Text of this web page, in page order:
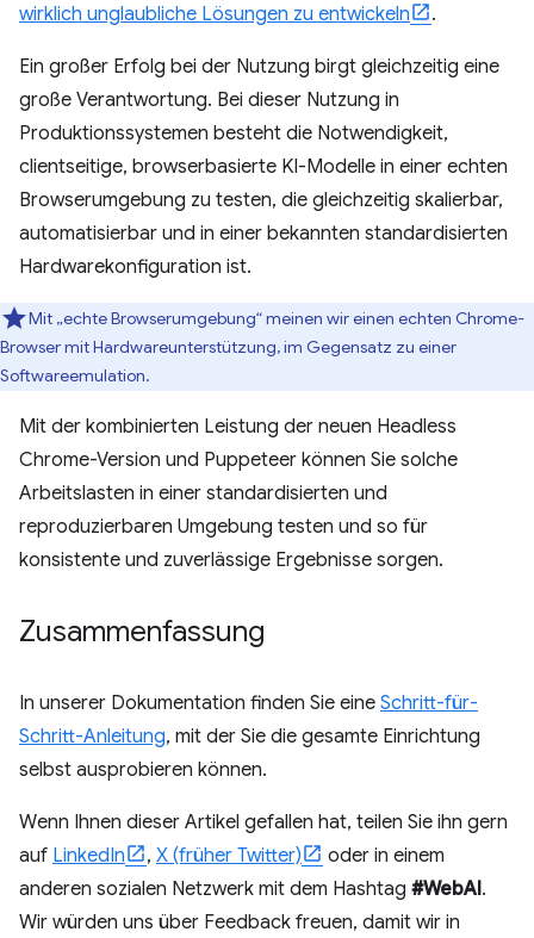
wirklich unglaubliche Lösungen zu entwickeln
.
Ein großer Erfolg bei der Nutzung birgt gleichzeitig eine
große Verantwortung. Bei dieser Nutzung in
Produktionssystemen besteht die Notwendigkeit,
clientseitige, browserbasierte KI-Modelle in einer echten
Browserumgebung zu testen, die gleichzeitig skalierbar,
automatisierbar und in einer bekannten standardisierten
Hardwarekonfiguration ist.
Mit „echte Browserumgebung“ meinen wir einen echten Chrome-
Browser mit Hardwareunterstützung, im Gegensatz zu einer
Softwareemulation.
Mit der kombinierten Leistung der neuen Headless
Chrome-Version und Puppeteer können Sie solche
Arbeitslasten in einer standardisierten und
reproduzierbaren Umgebung testen und so für
konsistente und zuverlässige Ergebnisse sorgen.
Zusammenfassung
In unserer Dokumentation finden Sie eine Schritt-für-
Schritt-Anleitung, mit der Sie die gesamte Einrichtung
selbst ausprobieren können.
Wenn Ihnen dieser Artikel gefallen hat, teilen Sie ihn gern
auf LinkedIn , X (früher Twitter)
oder in einem
anderen sozialen Netzwerk mit dem Hashtag #WebAI.
Wir würden uns über Feedback freuen, damit wir in